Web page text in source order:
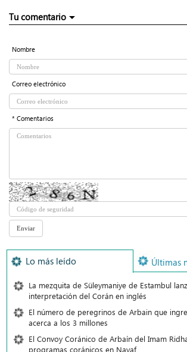
Tu comentario
Nombre
Correo electrónico
* Comentarios
Lo más leído Últimas
La mezquita de Süleymaniye de Estambul
interpretación del Corán en inglés
El número de peregrinos de Arbain que
acerca a los 3 millones
El Convoy Coránico de Arbaín del Imam
programas coránicos en Nayaf